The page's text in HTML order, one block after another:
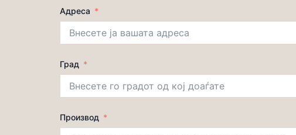
Адреса
Град
Производ